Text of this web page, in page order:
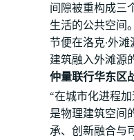
间隙被重构成三
生活的公共空间
节便在洛克·外
建筑融入外滩源
仲量联行华东区
“在城市化进程
是物理建筑空间
承、创新融合与